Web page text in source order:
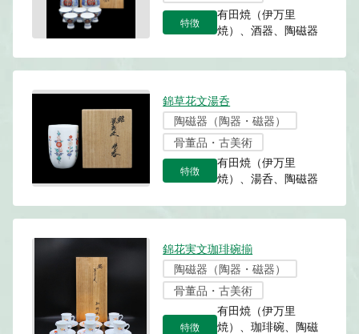
特徴
有田焼（伊万里
焼）、酒器、陶磁器
錦草花文湯呑
陶磁器（陶器・磁器）
骨董品・古美術
特徴
有田焼（伊万里
焼）、湯呑、陶磁器
錦花実文珈琲碗揃
陶磁器（陶器・磁器）
骨董品・古美術
特徴
有田焼（伊万里
焼）、珈琲碗、陶磁